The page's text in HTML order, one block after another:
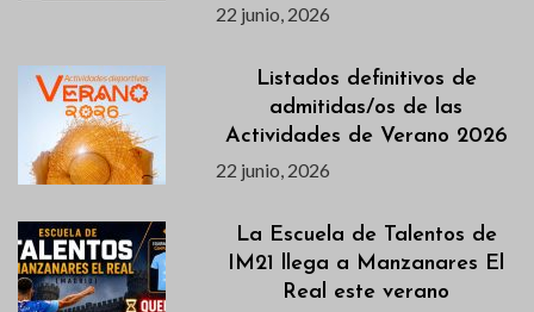
22 junio, 2026
Listados definitivos de
admitidas/os de las
Actividades de Verano 2026
22 junio, 2026
La Escuela de Talentos de
IM21 llega a Manzanares El
Real este verano